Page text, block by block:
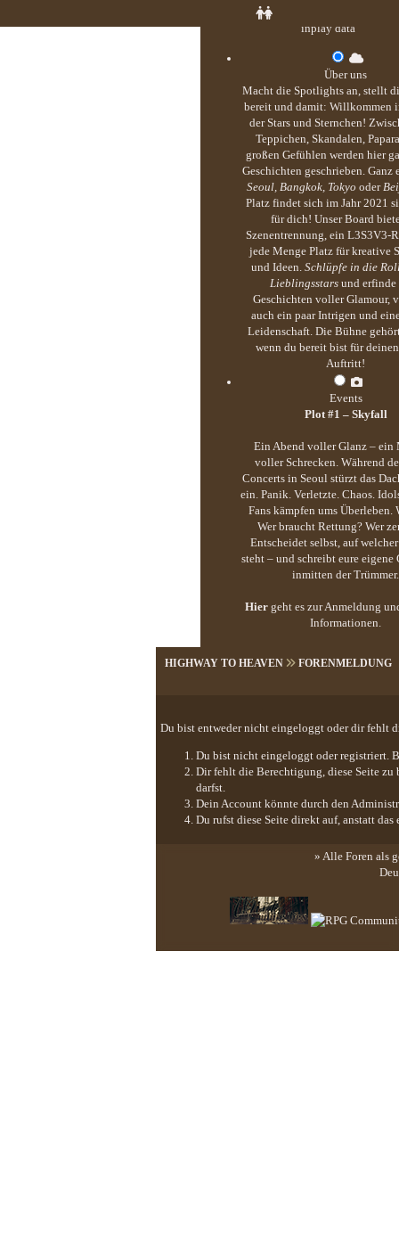
inplay data
Über uns
Macht die Spotlights an, stellt
bereit und damit: Willkommen
der Stars und Sternchen!
Teppichen, Skandalen,
großen Gefühlen werden hier
Geschichten geschrieben. Ganz
Seoul, Bangkok, Tokyo oder
Platz findet sich im Jahr 2021
für dich! Unser Board
Szenentrennung, ein L3S3V3-
jede Menge Platz für kreative
und Ideen. Schlüpfe in die
Lieblingsstarsund erfinde
Geschichten voller Glamour,
auch ein paar Intrigen und
Leidenschaft. Die Bühne
wenn du bereit bist für
Auftritt!
Events
Plot #1 – Skyfall
Ein Abend voller Glanz – ein
voller Schrecken. Während
Concerts in Seoul stürzt das
ein. Panik. Verletzte. Chaos.
Fans kämpfen ums Überleben.
Wer braucht Rettung? Wer
Entscheidet selbst, auf
steht – und schreibt eure eigene
inmitten der Trümmer.
Hier geht es zur Anmeldung
Informationen.
HIGHWAY TO HEAVEN FORENMELDUNG
Du bist entweder nicht eingeloggt oder dir fehlt
Du bist nicht eingeloggt oder registriert.
Dir fehlt die Berechtigung, diese Seite zu
darfst.
Dein Account könnte durch den
Du rufst diese Seite direkt auf, anstatt
» Alle Foren als